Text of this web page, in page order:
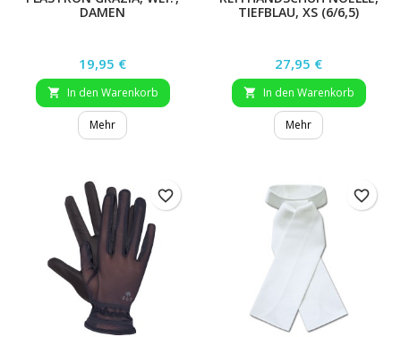
DAMEN
Preis
19,95 €
 In den Warenkorb
Mehr
TIEFBLAU, XS (6/6,5)
Preis
27,95 €
 In den Warenkorb
Mehr
favorite_border favorite_border